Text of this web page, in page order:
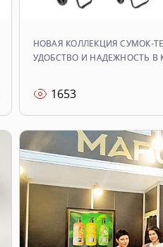
НОВАЯ КОЛЛЕКЦИЯ СУМОК-
УДОБСТВО И НАДЕЖНОСТЬ
1653